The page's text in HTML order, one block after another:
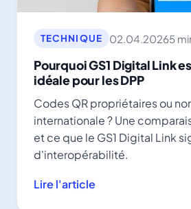
TECHNIQUE 02.04.20265
Pourquoi GS1 Digital Link
idéale pour les DPP
Codes QR propriétaires ou
internationale ? Une
et ce que le GS1 Digital Link
d'interopérabilité.
Lire l'article